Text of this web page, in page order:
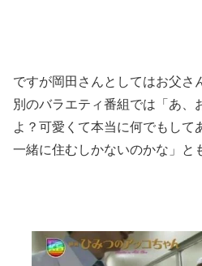
ですが岡田さんとしてはお父さ
別のバラエティ番組では「あ、
よ？可愛くて本当に何でもして
一緒に住むしかないのかな」と